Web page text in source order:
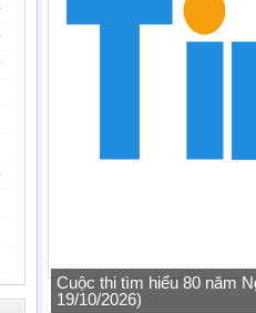
Cuộc thi tìm hiểu 80 năm
19/10/2026)